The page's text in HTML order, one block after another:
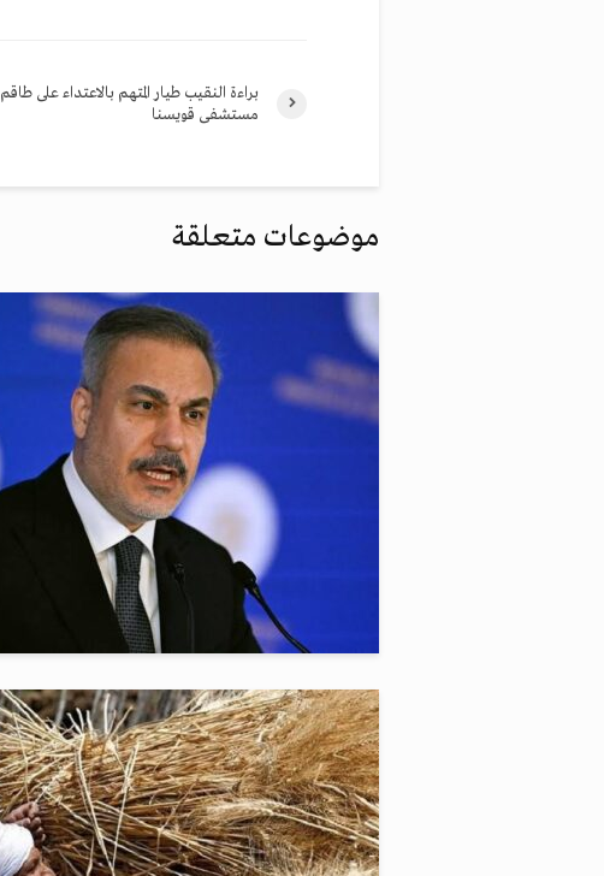
براءة النقيب طيار المتهم بالاعتداء على طاقم
مستشفى قويسنا
موضوعات متعلقة